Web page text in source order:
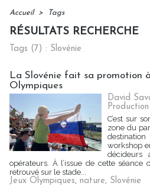
Accueil > Tags
RÉSULTATS RECHERCHE
Tags (7) : Slovénie
La Slovénie fait sa promotion à
Olympiques
David
Production
C’est sur
zone du
workshop
décideurs
opérateurs. À l’issue de cette séance
retrouvé sur le stade...
Jeux Olympiques, nature, Slovénie